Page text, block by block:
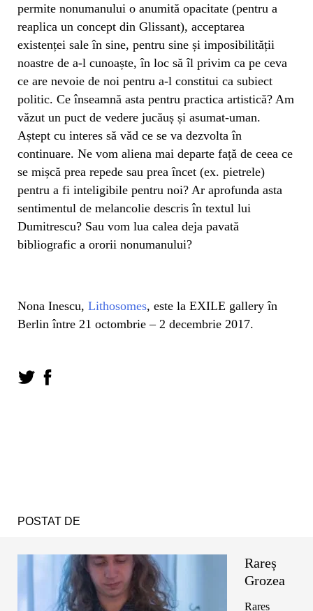
permite nonumanului o anumită opacitate (pentru a
reaplica un concept din Glissant), acceptarea
existenței sale în sine, pentru sine și imposibilității
noastre de a-l cunoaște, în loc să îl privim ca pe ceva
ce are nevoie de noi pentru a-l constitui ca subiect
politic. Ce înseamnă asta pentru practica artistică? Am
văzut un puct de vedere jucăuș și asumat-uman.
Aștept cu interes să văd ce se va dezvolta în
continuare. Ne vom aliena mai departe față de ceea ce
se mișcă prea repede sau prea încet (ex. pietrele)
pentru a fi inteligibile pentru noi? Ar aprofunda asta
sentimentul de melancolie descris în textul lui
Dumitrescu? Sau vom lua calea deja pavată
bibliografic a ororii nonumanului?
Nona Inescu, Lithosomes, este la EXILE gallery în
Berlin între 21 octombrie – 2 decembrie 2017.
POSTAT DE
Rareș
Grozea
Rareș